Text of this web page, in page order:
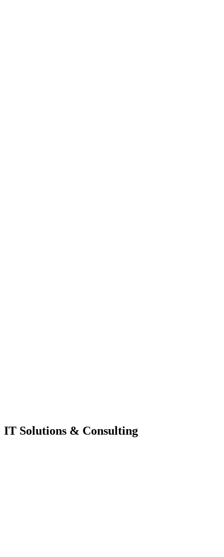
IT Solutions & Consulting